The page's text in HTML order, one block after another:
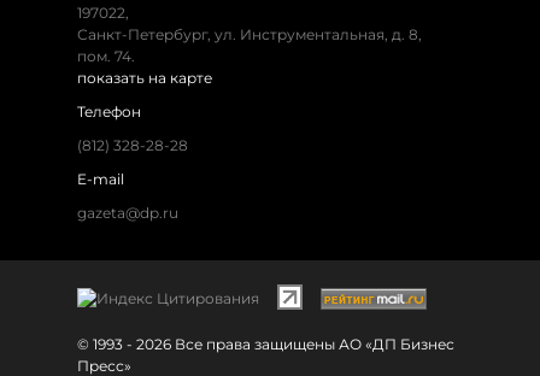
197022,
Санкт-Петербург, ул. Инструментальная, д. 8,
пом. 74.
показать на карте
Телефон
(812) 328-28-28
E-mail
gazeta@dp.ru
© 1993 - 2026 Все права защищены АО «ДП Бизнес
Пресс»